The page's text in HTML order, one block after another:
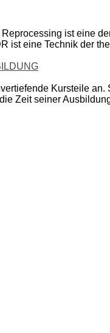
ist eine
ist eine Technik der
Kursteile
Zeit seiner